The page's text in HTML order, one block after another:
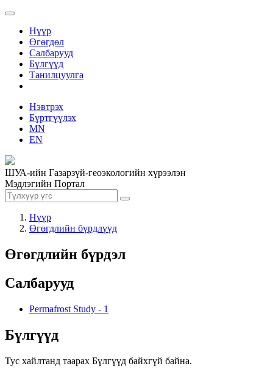
Нүүр
Өгөгдөл
Салбарууд
Бүлгүүд
Танилцуулга
Нэвтрэх
Бүртгүүлэх
MN
EN
ШУА-ийн Газарзүй-геоэкологийн хүрээлэн
Мэдлэгийн Портал
Нүүр
Өгөгдлийн бүрдлүүд
Өгөгдлийн бүрдэл
Салбарууд
Permafrost Study - 1
Бүлгүүд
Тус хайлтанд таарах Бүлгүүд байхгүй байна.